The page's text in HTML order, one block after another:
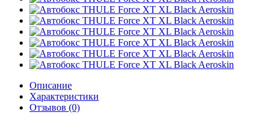
Описание
Характеристики
Отзывов (0)